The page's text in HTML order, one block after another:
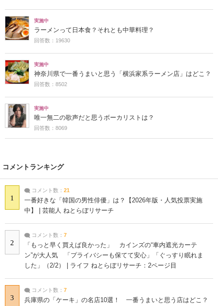
実施中
ラーメンって日本食？それとも中華料理？
回答数：19630
実施中
神奈川県で一番うまいと思う「横浜家系ラーメン店」はどこ？
回答数：8502
実施中
唯一無二の歌声だと思うボーカリストは？
回答数：8069
コメントランキング
1
コメント数： 21
一番好きな「韓国の男性俳優」は？【2026年版・人気投票実施
中】 | 芸能人 ねとらぼリサーチ
2
コメント数： 7
「もっと早く買えば良かった」 カインズの“車内遮光カーテ
ン”が大人気 「プライバシーも保てて安心」「ぐっすり眠れま
した」（2/2） | ライフ ねとらぼリサーチ：2ページ目
3
コメント数： 7
兵庫県の「ケーキ」の名店10選！ 一番うまいと思う店はどこ？